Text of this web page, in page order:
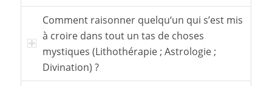
Comment raisonner quelqu‘un qui s’est mis
à croire dans tout un tas de choses
mystiques (Lithothérapie ; Astrologie ;
Divination) ?